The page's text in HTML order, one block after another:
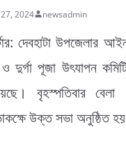
2024 newsadmin
দেবহাটা উপজেলার
দুর্গা পূজা উৎযাপন
বৃহস্পতিবার বেলা
উক্ত সভা অনুষ্ঠিত